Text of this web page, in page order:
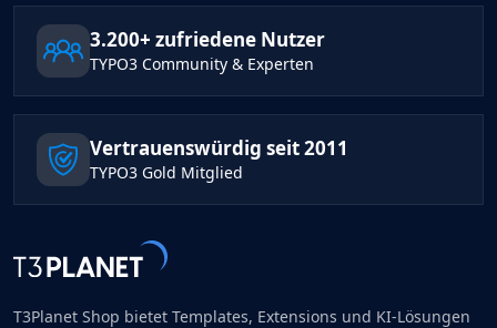
3.200+ zufriedene Nutzer
TYPO3 Community & Experten
Vertrauenswürdig seit 2011
TYPO3 Gold Mitglied
T3Planet Shop bietet Templates, Extensions und KI-Lösungen